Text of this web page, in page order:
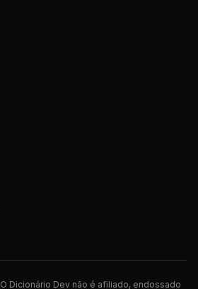
O Dicionário Dev não é afiliado, endossado